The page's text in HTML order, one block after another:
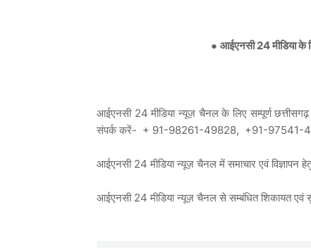
● आईएनसी 24 मीडिया के
आईएनसी 24 मीडिया न्यूज़ चैनल के लिए सम्पूर्ण
संपर्क करें- + 91-98261-49828, +91-97541-
आईएनसी 24 मीडिया न्यूज़ चैनल में समाचार एवं
आईएनसी 24 मीडिया न्यूज़ चैनल से सम्बंधित